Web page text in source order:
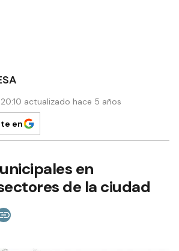
actualizado hace 5 años
en
en
de la ciudad